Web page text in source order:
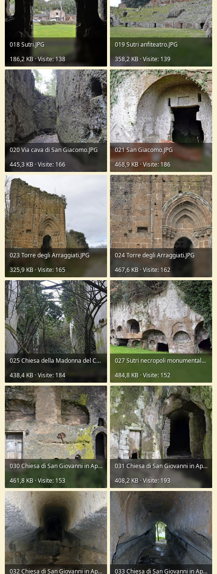
018 Sutri.JPG
186,2 KB · Visite: 138
019 Sutri anfiteatro.JPG
358,2 KB · Visite: 139
020 Via cava di San Giacomo.JPG
445,3 KB · Visite: 166
021 San Giacomo.JPG
468,9 KB · Visite: 186
023 Torre degli Arraggiati.JPG
325,9 KB · Visite: 165
024 Torre degli Arraggiati.JPG
467,6 KB · Visite: 162
025 Chiesa della Madonna del Carmine.JPG
438,4 KB · Visite: 184
027 Sutri necropoli monumentale.JPG
484,8 KB · Visite: 152
030 Chiesa di San Giovanni in Apollo.JPG
461,8 KB · Visite: 153
031 Chiesa di San Giovanni in Apollo.JPG
408,2 KB · Visite: 193
032 Chiesa di San Giovanni in Apollo.JPG 033 Chiesa di San Giovanni in Apollo.JPG